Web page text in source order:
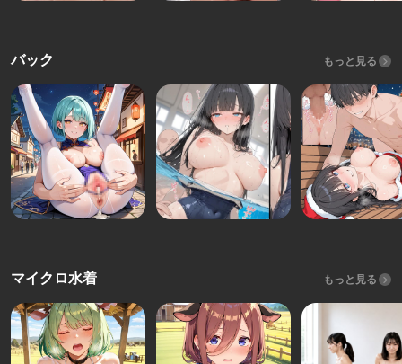
バック もっと見る
マイクロ水着 もっと見る